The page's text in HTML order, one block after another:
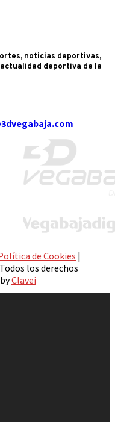
noticias deportivas,
deportiva de la
de Cookies |
los derechos
Clavei